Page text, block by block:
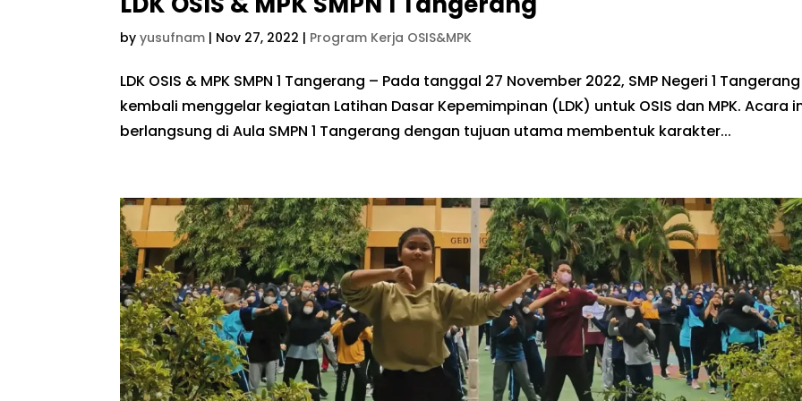
byyusufnam | Nov 27, 2022 | Program Kerja OSIS&MPK
LDK OSIS & MPK SMPN 1 Tangerang – Pada tanggal 27 November 2022, SMP Negeri 1 Tangerang
kembali menggelar kegiatan Latihan Dasar Kepemimpinan (LDK) untuk OSIS dan MPK. Acara
berlangsung di Aula SMPN 1 Tangerang dengan tujuan utama membentuk karakter...